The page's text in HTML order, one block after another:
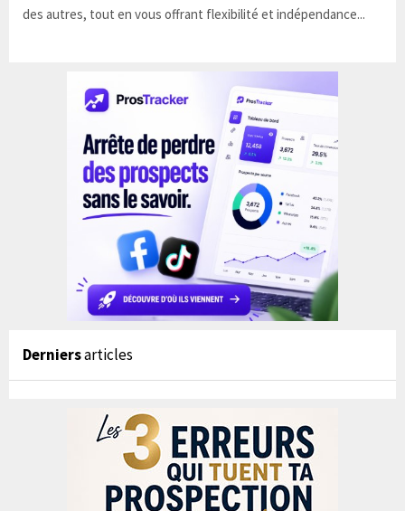
des autres, tout en vous offrant flexibilité et indépendance...
Derniersarticles